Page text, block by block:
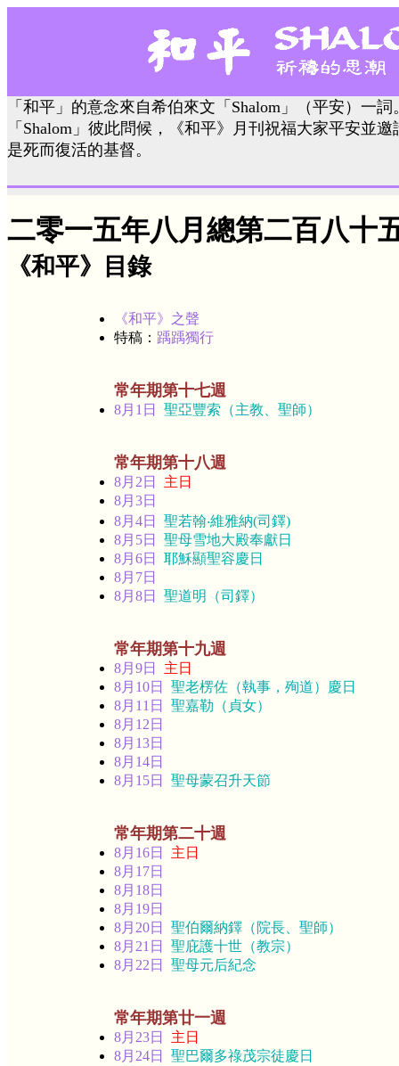
「和平」的意念來自希伯來文「Shalom」（平安）一
「Shalom」彼此問候，《和平》月刊祝福大家平安並
是死而復活的基督。
二零一五年八月總第二百八十
《和平》目錄
《和平》之聲
特稿： 踽踽獨行
常年期第十七週
8月1日 聖亞豐索（主教、聖師）
常年期第十八週
8月2日
主日
8月3日
8月4日 聖若翰‧維雅納(司鐸)
8月5日 聖母雪地大殿奉獻日
8月6日 耶穌顯聖容慶日
8月7日
8月8日 聖道明（司鐸）
常年期第十九週
8月9日
主日
8月10日 聖老楞佐（執事，殉道）慶日
8月11日 聖嘉勒（貞女）
8月12日
8月13日
8月14日
8月15日 聖母蒙召升天節
常年期第二十週
8月16日
主日
8月17日
8月18日
8月19日
8月20日 聖伯爾納鐸（院長、聖師）
8月21日 聖庇護十世（教宗）
8月22日 聖母元后紀念
常年期第廿一週
8月23日
主日
8月24日 聖巴爾多祿茂宗徒慶日